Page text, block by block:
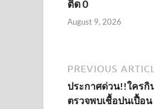
ติด 0
August 9, 2026
PREVIOUS
ประกาศด่วน!!ใคร
ตรวจพบเชื้อปนเปื้อน